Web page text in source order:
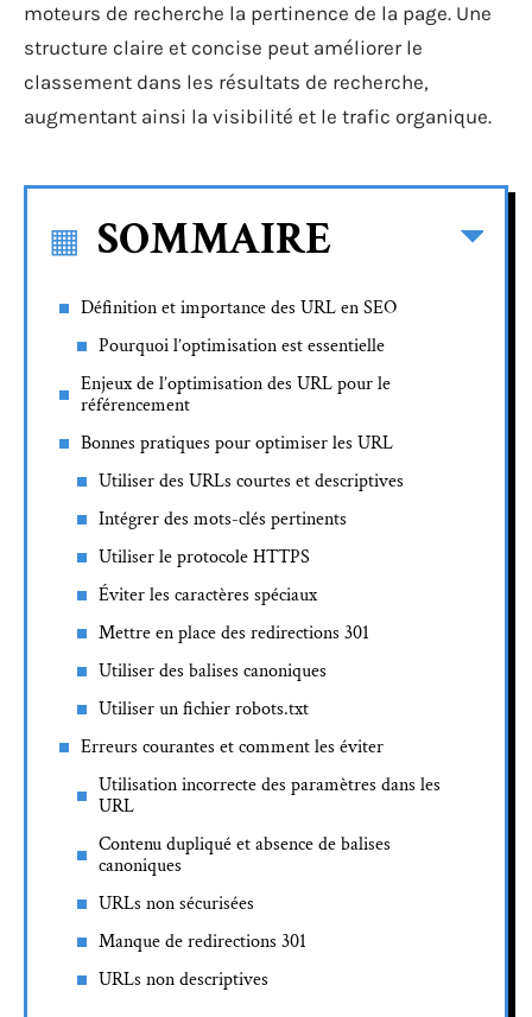
moteurs de recherche la pertinence de la page. Une
structure claire et concise peut améliorer le
classement dans les résultats de recherche,
augmentant ainsi la visibilité et le trafic organique.
SOMMAIRE
Définition et importance des URL en SEO
Pourquoi l’optimisation est essentielle
Enjeux de l’optimisation des URL pour le
référencement
Bonnes pratiques pour optimiser les URL
Utiliser des URLs courtes et descriptives
Intégrer des mots-clés pertinents
Utiliser le protocole HTTPS
Éviter les caractères spéciaux
Mettre en place des redirections 301
Utiliser des balises canoniques
Utiliser un fichier robots.txt
Erreurs courantes et comment les éviter
Utilisation incorrecte des paramètres dans les
URL
Contenu dupliqué et absence de balises
canoniques
URLs non sécurisées
Manque de redirections 301
URLs non descriptives